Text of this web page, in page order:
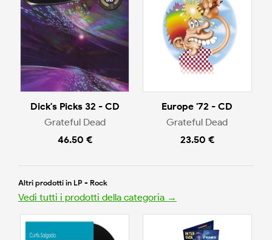
Dick's Picks 32 - CD
Grateful Dead
46.50 €
Europe '72 - CD
Grateful Dead
23.50 €
Altri prodotti in LP - Rock
Vedi tutti i prodotti della categoria →